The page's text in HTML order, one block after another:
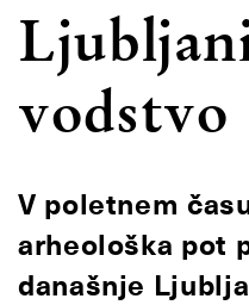
vodstvo
V poletnem
arheološka pot
današnje